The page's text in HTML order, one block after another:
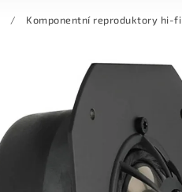
/ Komponentní reproduktory hi-fi